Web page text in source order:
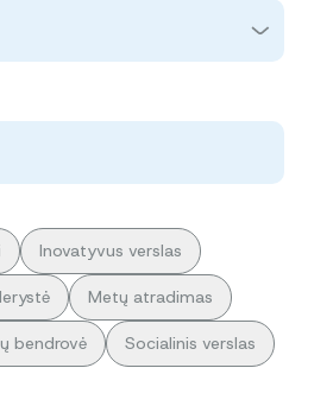
Inovatyvus verslas
Metų atradimas
bendrovė Socialinis verslas